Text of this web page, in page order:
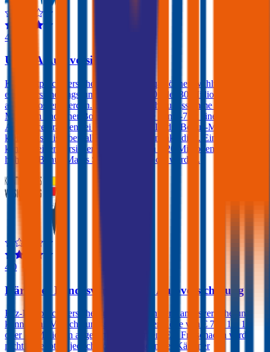
4,3
UNIQA Autoversicherung
Kfz-Haftpflichtversicherungen der Uniqa können wahlweise mit
einer Versicherungssumme von € 10, 20 oder 30 Millionen
abgeschlossen werden. Bei einer Versicherungssumme von € 30
Millionen und einer Bonus-Malus Stufe von 0-7 ist eine Kfz-
Assistance prämienfrei eingeschlossen. Ist die Bonus-Malus Stufe
kleiner als 4 ist ebenfalls ein Freischaden inkludiert. Ein Freischaden
kann ab einer Versicherungssumme von € 20 Millionen auch bei
höheren Bonus-Malus Stufen dazugebucht werden.
4,0
Kärntner Landesversicherung Autoversicherung
Kfz-Haftpflichtversicherungen der Kärntner Landesversicherung
können mit Versicherungssummen in der Höhe von € 7,6, 10, 15
oder 20 Millionen abgeschlossen werden. Ein Freischaden wird
nicht angeboten, jedoch können Kunden der Kärntner